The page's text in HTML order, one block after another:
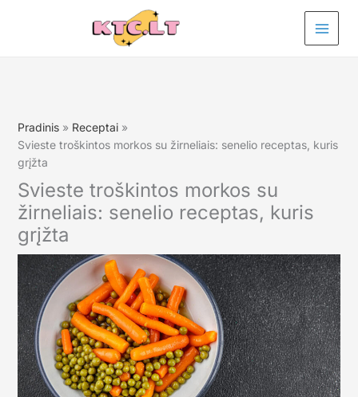
Pradinis
Receptai
Svieste troškintos morkos su žirneliais: senelio receptas, kuris
grįžta
Svieste troškintos morkos su
žirneliais: senelio receptas, kuris
grįžta